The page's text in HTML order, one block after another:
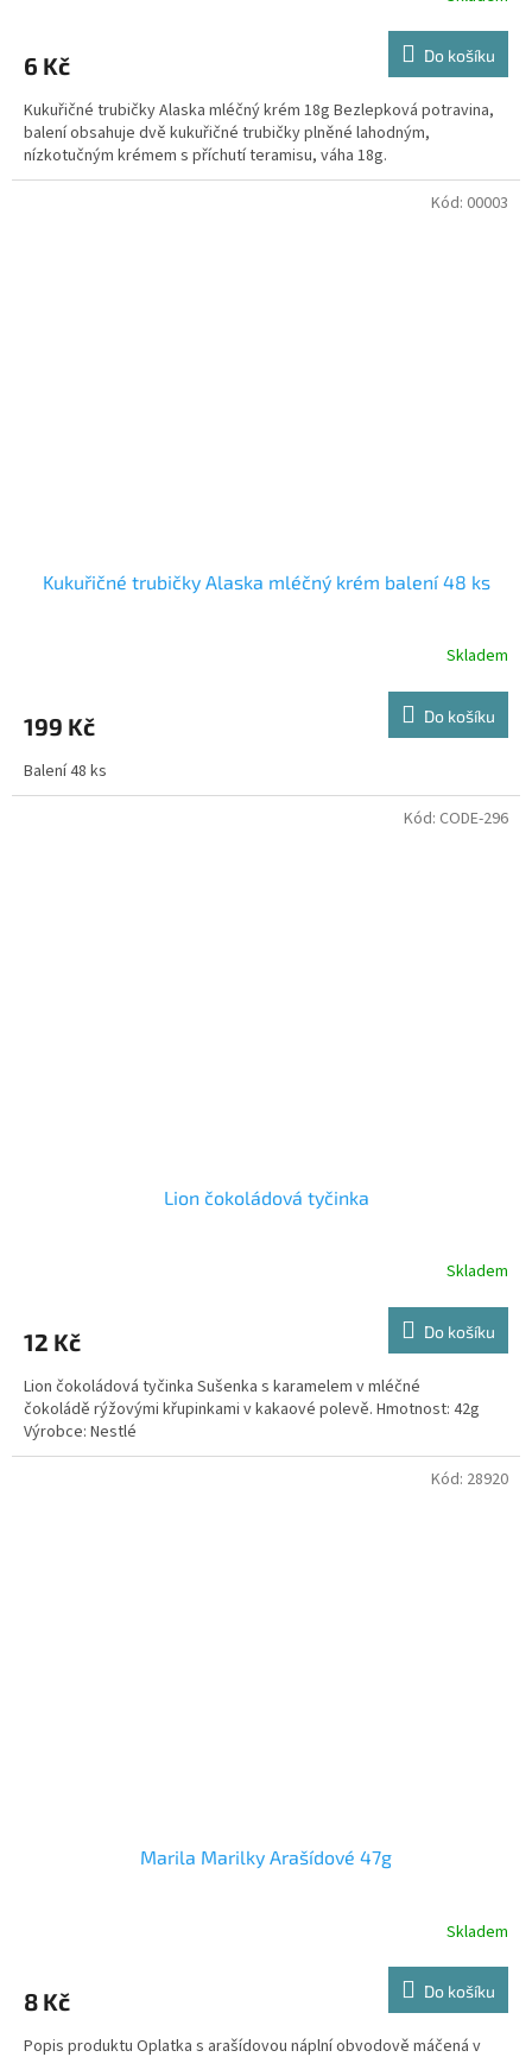
6 Kč Do košíku
Kukuřičné trubičky Alaska mléčný krém 18g Bezlepková potravina,
balení obsahuje dvě kukuřičné trubičky plněné lahodným,
nízkotučným krémem s příchutí teramisu, váha 18g.
Kukuřičné trubičky Alaska mléčný krém balení 48 ks
Skladem
199 Kč Do košíku
Balení 48 ks
Kód: 00003
Lion čokoládová tyčinka
Skladem
12 Kč Do košíku
Lion čokoládová tyčinka Sušenka s karamelem v mléčné
čokoládě rýžovými křupinkami v kakaové polevě. Hmotnost: 42g
Výrobce: Nestlé
Kód: CODE-296
Marila Marilky Arašídové 47g
Skladem
8 Kč Do košíku
Popis produktu Oplatka s arašídovou náplní obvodově máčená v
Kód: 28920